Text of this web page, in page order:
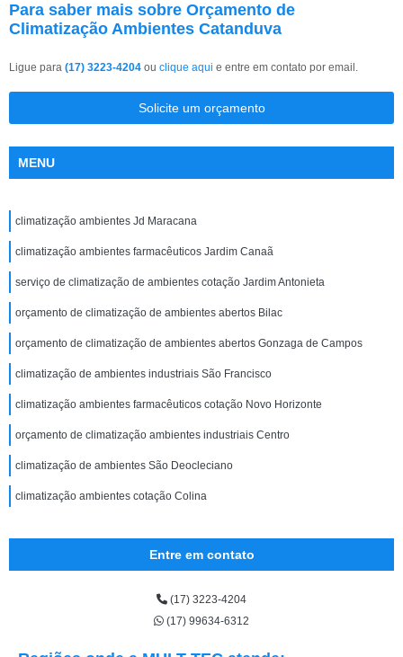
Para saber mais sobre Orçamento de
Climatização Ambientes Catanduva
Ligue para (17) 3223-4204 ou clique aqui e entre em contato por email.
Solicite um orçamento
MENU
climatização ambientes Jd Maracana
climatização ambientes farmacêuticos Jardim Canaã
serviço de climatização de ambientes cotação Jardim Antonieta
orçamento de climatização de ambientes abertos Bilac
orçamento de climatização de ambientes abertos Gonzaga de Campos
climatização de ambientes industriais São Francisco
climatização ambientes farmacêuticos cotação Novo Horizonte
orçamento de climatização ambientes industriais Centro
climatização de ambientes São Deocleciano
climatização ambientes cotação Colina
Entre em contato
(17) 3223-4204
(17) 99634-6312